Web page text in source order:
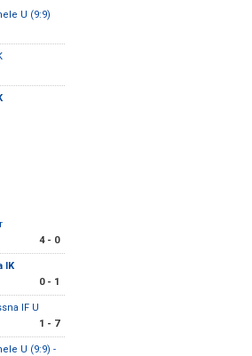
U (9:9)
4 - 0
IK
0 - 1
IF U
1 - 7
U (9:9) -